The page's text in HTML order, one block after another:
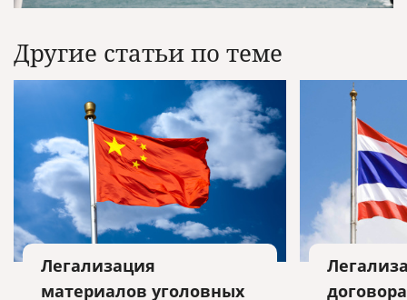
Другие статьи по теме
Легализация
материалов уголовных